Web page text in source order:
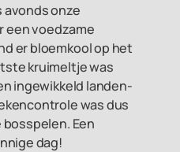
avonds onze
een voedzame
er bloemkool op het
kruimeltje was
ingewikkeld landen-
was dus
Een
dag!